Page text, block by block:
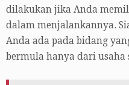
dilakukan jika Anda
dalam menjalankannya.
Anda ada pada bidang
bermula hanya dari usaha